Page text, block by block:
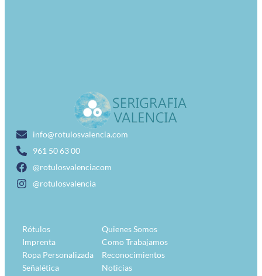
info@rotulosvalencia.com
961 50 63 00
@rotulosvalenciacom
@rotulosvalencia
Rótulos
Imprenta
Ropa Personalizada
Señalética
Quienes Somos
Como Trabajamos
Reconocimientos
Noticias